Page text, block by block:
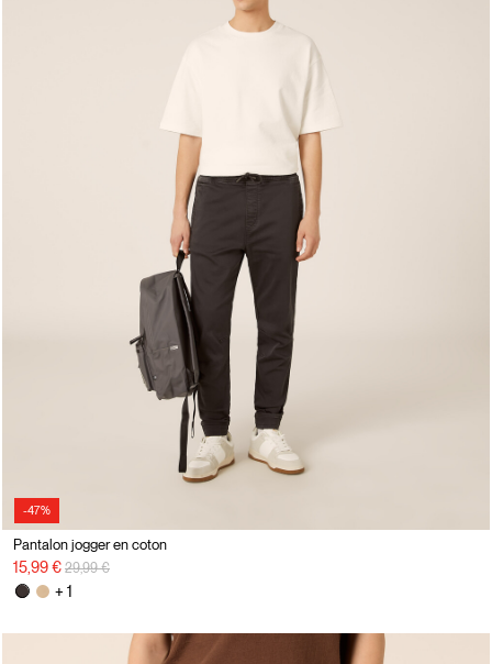
-47%
Pantalon jogger en coton
15,99 € Prix réduit de
29,99 €à
+ 1